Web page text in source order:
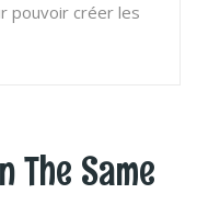
pouvoir créer les
The Same